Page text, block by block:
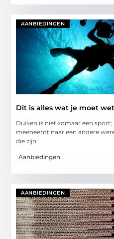
AANBIEDINGEN
Dit is alles wat je moet
Duiken is niet zomaar een
meeneemt naar een andere
die zijn
Aanbiedingen
AANBIEDINGEN